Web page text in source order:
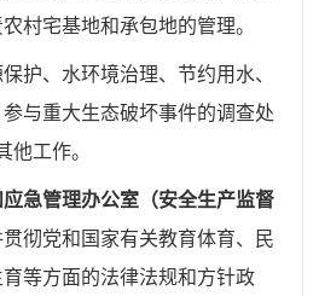
村宅基地和承包地的管理。
护、水环境治理、节约用水、
与重大生态破坏事件的调查处
他工作。
应急管理办公室（安全生产监督
贯彻党和国家有关教育体育、民
等方面的法律法规和方针政